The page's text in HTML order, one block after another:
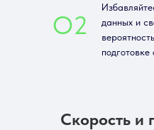
данных и
подготовке
О2
Скорость и